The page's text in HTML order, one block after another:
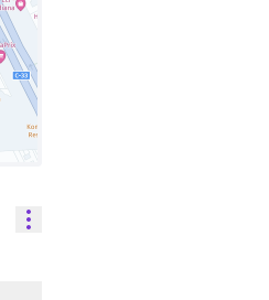
Controls de recursos